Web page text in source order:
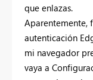
que enlazas.
Aparentemente,
autenticación
mi navegador
vaya a